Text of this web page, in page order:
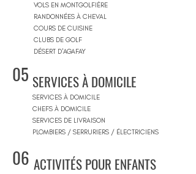
VOLS EN MONTGOLFIÈRE
RANDONNÉES À CHEVAL
COURS DE CUISINE
CLUBS DE GOLF
DÉSERT D'AGAFAY
05 SERVICES À DOMICILE
SERVICES À DOMICILE
CHEFS À DOMICILE
SERVICES DE LIVRAISON
PLOMBIERS / SERRURIERS / ÉLECTRICIENS
06 ACTIVITÉS POUR ENFANTS